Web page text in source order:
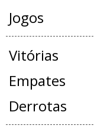
Jogos
Vitórias
Empates
Derrotas